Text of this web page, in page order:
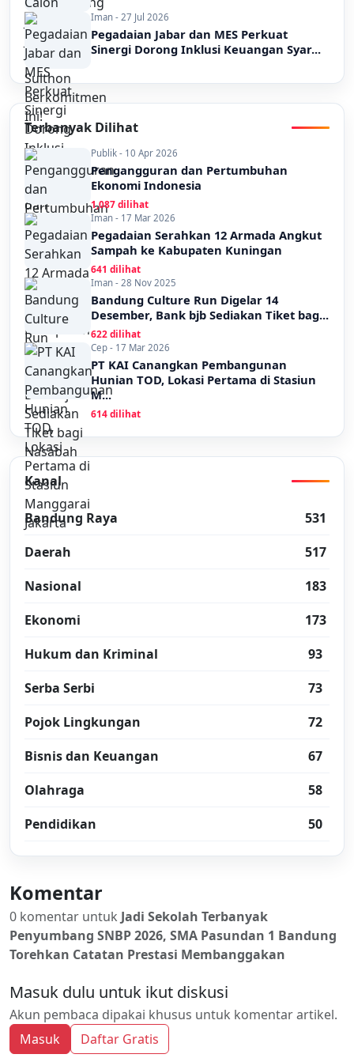
Iman - 27 Jul 2026
Pegadaian Jabar dan MES Perkuat
Sinergi Dorong Inklusi Keuangan Syar...
Terbanyak Dilihat
Publik - 10 Apr 2026
Pengangguran dan Pertumbuhan
Ekonomi Indonesia
1,087 dilihat
Iman - 17 Mar 2026
Pegadaian Serahkan 12 Armada Angkut
Sampah ke Kabupaten Kuningan
641 dilihat
Iman - 28 Nov 2025
Bandung Culture Run Digelar 14
Desember, Bank bjb Sediakan Tiket bag...
622 dilihat
Cep - 17 Mar 2026
PT KAI Canangkan Pembangunan
Hunian TOD, Lokasi Pertama di Stasiun
M...
614 dilihat
Kanal
Bandung Raya
531
Daerah
517
Nasional
183
Ekonomi
173
Hukum dan Kriminal
93
Serba Serbi
73
Pojok Lingkungan
72
Bisnis dan Keuangan
67
Olahraga
58
Pendidikan
50
Komentar
0 komentar untuk Jadi Sekolah Terbanyak
Penyumbang SNBP 2026, SMA Pasundan 1 Bandung
Torehkan Catatan Prestasi Membanggakan
Masuk dulu untuk ikut diskusi
Akun pembaca dipakai khusus untuk komentar artikel.
Masuk
Daftar Gratis